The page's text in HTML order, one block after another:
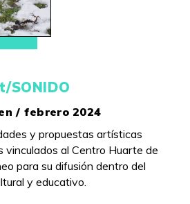
SONIDO
/ febrero 2024
y propuestas artísticas
vinculados al Centro Huarte de
para su difusión dentro del
y educativo.